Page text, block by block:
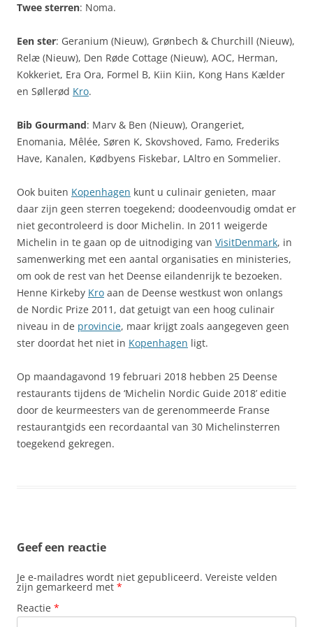
Twee sterren: Noma.
Een ster: Geranium (Nieuw), Grønbech & Churchill (Nieuw),
Relæ (Nieuw), Den Røde Cottage (Nieuw), AOC, Herman,
Kokkeriet, Era Ora, Formel B, Kiin Kiin, Kong Hans Kælder
en Søllerød Kro.
Bib Gourmand: Marv & Ben (Nieuw), Orangeriet,
Enomania, Mêlée, Søren K, Skovshoved, Famo, Frederiks
Have, Kanalen, Kødbyens Fiskebar, LAltro en Sommelier.
Ook buiten Kopenhagen kunt u culinair genieten, maar
daar zijn geen sterren toegekend; doodeenvoudig omdat er
niet gecontroleerd is door Michelin. In 2011 weigerde
Michelin in te gaan op de uitnodiging van VisitDenmark, in
samenwerking met een aantal organisaties en ministeries,
om ook de rest van het Deense eilandenrijk te bezoeken.
Henne Kirkeby Kro aan de Deense westkust won onlangs
de Nordic Prize 2011, dat getuigt van een hoog culinair
niveau in de provincie, maar krijgt zoals aangegeven geen
ster doordat het niet in Kopenhagen ligt.
Op maandagavond 19 februari 2018 hebben 25 Deense
restaurants tijdens de ‘Michelin Nordic Guide 2018’ editie
door de keurmeesters van de gerenommeerde Franse
restaurantgids een recordaantal van 30 Michelinsterren
toegekend gekregen.
Geef een reactie
Je e-mailadres wordt niet gepubliceerd. Vereiste velden
zijn gemarkeerd met *
Reactie *